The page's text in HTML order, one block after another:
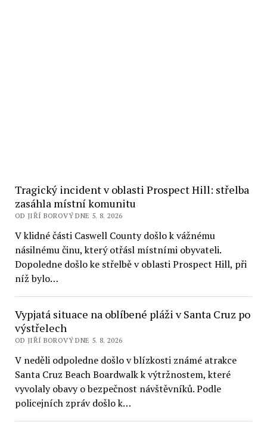
Tragický incident v oblasti Prospect Hill: střelba
zasáhla místní komunitu
OD JIŘÍ BOROVÝ DNE 5. 8. 2026
V klidné části Caswell County došlo k vážnému
násilnému činu, který otřásl místními obyvateli.
Dopoledne došlo ke střelbě v oblasti Prospect Hill, při
níž bylo…
Vypjatá situace na oblíbené pláži v Santa Cruz po
výstřelech
OD JIŘÍ BOROVÝ DNE 5. 8. 2026
V neděli odpoledne došlo v blízkosti známé atrakce
Santa Cruz Beach Boardwalk k výtržnostem, které
vyvolaly obavy o bezpečnost návštěvníků. Podle
policejních zpráv došlo k…